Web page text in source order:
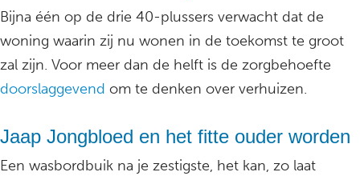
Bijna één op de drie 40-plussers verwacht dat de
woning waarin zij nu wonen in de toekomst te groot
zal zijn. Voor meer dan de helft is de zorgbehoefte
doorslaggevend om te denken over verhuizen.
Jaap Jongbloed en het fitte ouder worden
Een wasbordbuik na je zestigste, het kan, zo laat